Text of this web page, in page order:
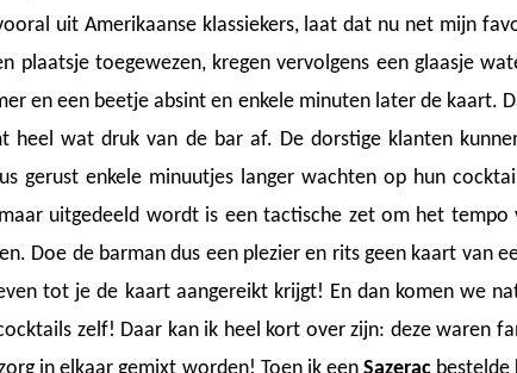
uit Amerikaanse klassiekers, laat dat nu net mijn
plaatsje toegewezen, kregen vervolgens een glaasje
en een beetje absint en enkele minuten later de kaart.
heel wat druk van de bar af. De dorstige klanten
gerust enkele minuutjes langer wachten op hun
uitgedeeld wordt is een tactische zet om het tempo
Doe de barman dus een plezier en rits geen kaart van
tot je de kaart aangereikt krijgt! En dan komen we
zelf! Daar kan ik heel kort over zijn: deze waren